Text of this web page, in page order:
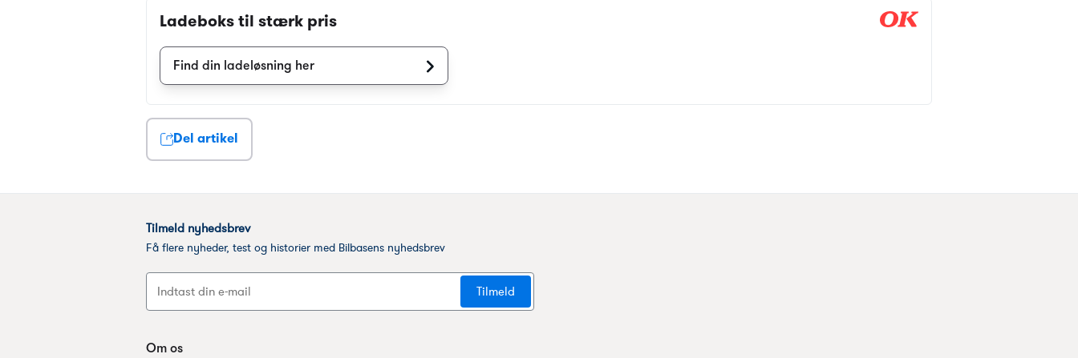
Ladeboks til stærk pris
Find din ladeløsning her
Del artikel
Om os